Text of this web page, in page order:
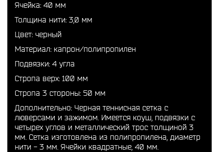
Ячейка: 40 мм
Толщина нити: 3,0 мм
Цвет: черный
Материал: капрон/полипропилен
Подвязки: 4 угла
Стропа верх: 100 мм
Стропа 3 стороны: 50 мм
Дополнительно: Черная теннисная сетка с
люверсами и зажимом. Имеется коуш, подвязки с
четырех углов и металлический трос толщиной 3
мм. Сетка изготовлена из полипропилена, диаметр
нити - 3 мм. Ячейки квадратные, 40 мм.